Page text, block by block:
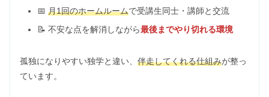
📅 月1回のホームルームで受講生同士・講師と交流
📝 不安な点を解消しながら最後までやり切れる環境
孤独になりやすい独学と違い、 伴走してくれる仕組みが整っ
ています。